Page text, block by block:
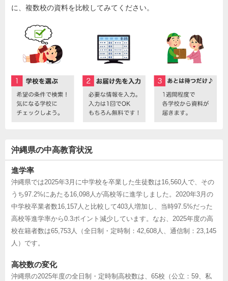
に、複数校の資料を比較してみてください。
沖縄県の中高教育状況
進学率
沖縄県では2025年3月に中学校を卒業した生徒数は16,560人で、その
うち97.2%にあたる16,098人が高校等に進学しました。2020年3月の
中学校卒業者数16,157人と比較して403人増加し、当時97.5%だった
高校等進学率から0.3ポイント減少しています。なお、2025年度の高
校在籍者数は65,753人（全日制・定時制：42,608人、通信制：23,145
人）です。
高校数の変化
沖縄県の2025年度の全日制・定時制高校数は、65校（公立：59、私